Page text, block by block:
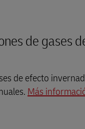
de gases
de efecto
Más